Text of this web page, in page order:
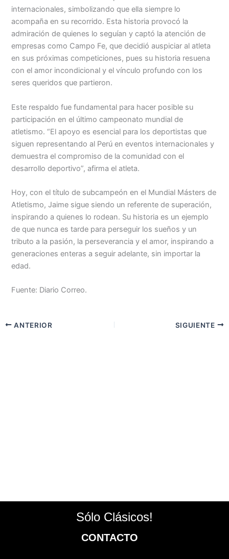
internacionales, simbolizando que ella siempre lo
acompaña en su recorrido. Esta historia provocó la
admiración de quienes lo seguían y captó la atención de
empresas como Campo Fe, que decidió auspiciar al atleta
en sus próximas competiciones, pues su historia resuena
con el amor incondicional y el vínculo profundo con los
seres queridos que partieron.
Este respaldo fue fundamental para hacer posible su
participación en el último campeonato mundial de
atletismo. “El apoyo es esencial para los deportistas que
siguen representando al Perú en eventos internacionales y
demuestra el compromiso de la comunidad con el
desarrollo deportivo”, afirma el atleta.
Hoy, con el título de subcampeón en el Mundial Másters de
Atletismo, Jaime sigue siendo un referente de superación,
inspirando a quienes lo rodean. Su historia es un ejemplo
de que nunca es tarde para perseguir los sueños y un
tributo a la pasión, la perseverancia y el amor, inspirando a
generaciones enteras a seguir adelante, sin importar la
edad.
Fuente: Diario Correo.
ANTERIOR SIGUIENTE
Sólo Clásicos!
CONTACTO